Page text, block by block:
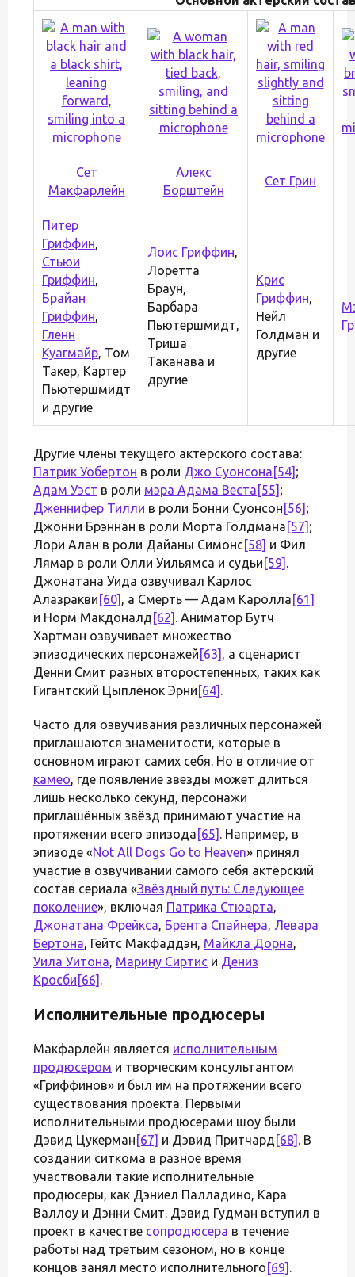
Сет
Макфарлейн
Алекс
Борштейн
Сет Грин
Питер
Гриффин,
Стьюи
Гриффин,
Брайан
Гриффин,
Гленн
Куагмайр, Том
Такер, Картер
Пьютершмидт
и другие
Лоис Гриффин,
Лоретта
Браун,
Барбара
Пьютершмидт,
Триша
Таканава и
другие
Крис
Гриффин,
Нейл
Голдман и
другие
Другие члены текущего актёрского состава:
Патрик Уобертон в роли Джо Суонсона [54] ;
Адам Уэст в роли мэра Адама Веста [55] ;
Дженнифер Тилли в роли Бонни Суонсон [56] ;
Джонни Брэннан в роли Морта Голдмана [57] ;
Лори Алан в роли Дайаны Симонс [58] и Фил
Лямар в роли Олли Уильямса и судьи [59] .
Джонатана Уида озвучивал Карлос
Алазракви [60] , а Смерть — Адам Каролла [61]
и Норм Макдоналд [62] . Аниматор Бутч
Хартман озвучивает множество
эпизодических персонажей [63] , а сценарист
Денни Смит разных второстепенных, таких как
Гигантский Цыплёнок Эрни [64] .
Часто для озвучивания различных персонажей
приглашаются знаменитости, которые в
основном играют самих себя. Но в отличие от
камео, где появление звезды может длиться
лишь несколько секунд, персонажи
приглашённых звёзд принимают участие на
протяжении всего эпизода [65] . Например, в
эпизоде «Not All Dogs Go to Heaven» принял
участие в озвучивании самого себя актёрский
состав сериала «Звёздный путь: Следующее
поколение», включая Патрика Стюарта,
Джонатана Фрейкса, Брента Спайнера, Левара
Бертона, Гейтс Макфаддэн, Майкла Дорна,
Уила Уитона, Марину Сиртис и Дениз
Кросби [66] .
Исполнительные продюсеры
Макфарлейн является исполнительным
продюсером и творческим консультантом
«Гриффинов» и был им на протяжении всего
существования проекта. Первыми
исполнительными продюсерами шоу были
Дэвид Цукерман [67] и Дэвид Притчард [68] . В
создании ситкома в разное время
участвовали такие исполнительные
продюсеры, как Дэниел Палладино, Кара
Валлоу и Дэнни Смит. Дэвид Гудман вступил в
проект в качестве сопродюсера в течение
работы над третьим сезоном, но в конце
концов занял место исполнительного [69] .